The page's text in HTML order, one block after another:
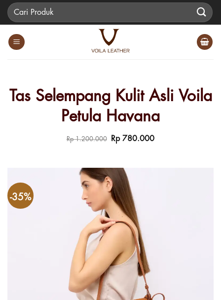
SkipPencarian
untuk:
Tas Selempang Kulit Asli Voila
Petula Havana
Rp1.200.000
Harga
aslinya
Rp780.000Harga
-35%